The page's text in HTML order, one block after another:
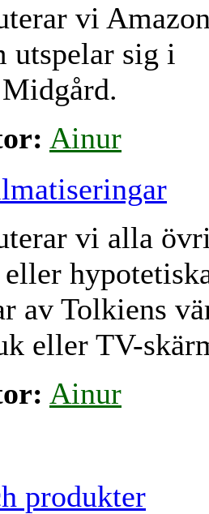
vi
utspelar sig i
Ainur
vi alla
av Tolkiens
eller TV-
Ainur
produkter